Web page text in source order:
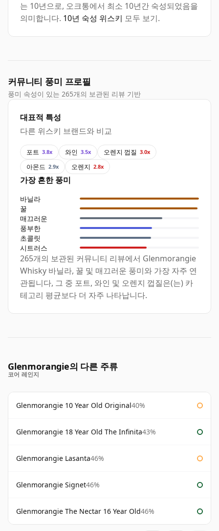
는 10년으로, 오크통에서 최소 10년간 숙성되었음을
의미합니다. 10년 숙성 위스키 모두 보기.
커뮤니티 풍미 프로필
풍미 속성이 있는 265개의 보관된 리뷰 기반
대표적 특성
다른 위스키 브랜드와 비교
포트 3.8x 와인 3.5x 오렌지 껍질 3.0x
아몬드 2.9x 오렌지 2.8x
가장 흔한 풍미
바닐라
꿀
매끄러운
풍부한
초콜릿
시트러스
265개의 보관된 커뮤니티 리뷰에서 Glenmorangie
Whisky 바닐라, 꿀 및 매끄러운 풍미와 가장 자주 연
관됩니다, 그 중 포트, 와인 및 오렌지 껍질은(는) 카
테고리 평균보다 더 자주 나타납니다.
Glenmorangie의 다른 주류
코어 레인지
Glenmorangie 10 Year Old Original40%
Glenmorangie 18 Year Old The Infinita43%
Glenmorangie Lasanta46%
Glenmorangie Signet46%
Glenmorangie The Nectar 16 Year Old46%